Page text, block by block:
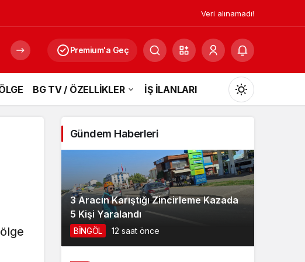
Veri alınamadı!
Premium'a Geç
BG TV / ÖZELLİKLER İŞ İLANLARI
Mod
değiştir
Gündüz Modu
Gündüz modunu seçin.
Gece Modu
Gündem Haberleri
3 Aracın Karıştığı Zincirleme Kazada
5 Kişi Yaralandı
BİNGÖL 12 saat önce